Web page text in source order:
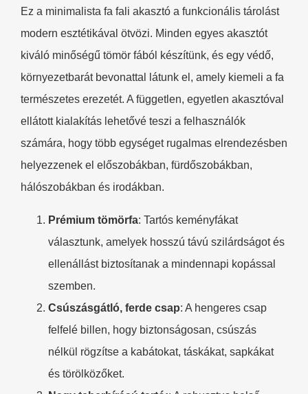
Ez a minimalista fa fali akasztó a funkcionális tárolást
modern esztétikával ötvözi. Minden egyes akasztót
kiváló minőségű tömör fából készítünk, és egy védő,
környezetbarát bevonattal látunk el, amely kiemeli a fa
természetes erezetét. A független, egyetlen akasztóval
ellátott kialakítás lehetővé teszi a felhasználók
számára, hogy több egységet rugalmas elrendezésben
helyezzenek el előszobákban, fürdőszobákban,
hálószobákban és irodákban.
Prémium tömörfa: Tartós keményfákat
választunk, amelyek hosszú távú szilárdságot és
ellenállást biztosítanak a mindennapi kopással
szemben.
Csúszásgátló, ferde csap: A hengeres csap
felfelé billen, hogy biztonságosan, csúszás
nélkül rögzítse a kabátokat, táskákat, sapkákat
és törölközőket.